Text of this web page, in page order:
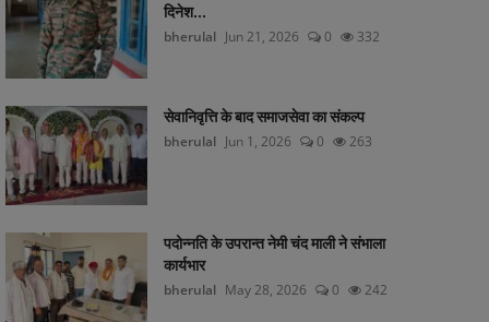
दिनेश...
bherulal Jun 21, 2026 0 332
सेवानिवृत्ति के बाद समाजसेवा का संकल्प
bherulal Jun 1, 2026 0 263
पदोन्नति के उपरान्त नेमी चंद माली ने संभाला
कार्यभार
bherulal May 28, 2026 0 242